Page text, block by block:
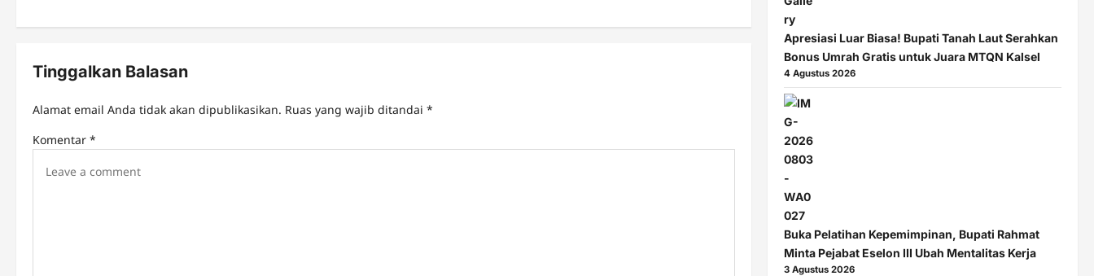
a
v
i
Tinggalkan Balasan
Alamat email Anda tidak akan dipublikasikan. Ruas yang wajib ditandai *
Komentar *
Apresiasi Luar Biasa! Bupati Tanah Laut Serahkan
Bonus Umrah Gratis untuk Juara MTQN Kalsel
4 Agustus 2026
Buka Pelatihan Kepemimpinan, Bupati Rahmat
Minta Pejabat Eselon III Ubah Mentalitas Kerja
3 Agustus 2026